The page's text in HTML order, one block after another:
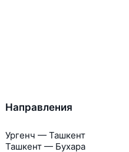
Направления
Ургенч — Ташкент
Ташкент — Бухара